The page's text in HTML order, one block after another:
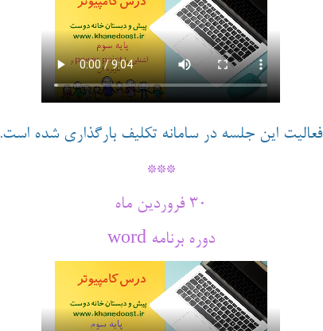
فعالیت این جلسه در سامانه تکلیف بارگذاری شده است.
***
30 فروردین ماه
دوره برنامه word